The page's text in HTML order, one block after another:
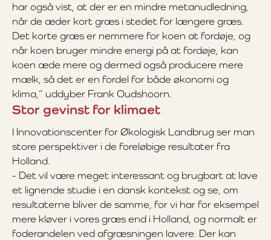
har også vist, at der er en mindre metanudledning,
når de æder kort græs i stedet for længere græs.
Det korte græs er nemmere for koen at fordøje, og
når koen bruger mindre energi på at fordøje, kan
koen æde mere og dermed også producere mere
mælk, så det er en fordel for både økonomi og
klima,” uddyber Frank Oudshoorn.
Stor gevinst for klimaet
I Innovationscenter for Økologisk Landbrug ser man
store perspektiver i de foreløbige resultater fra
Holland.
- Det vil være meget interessant og brugbart at lave
et lignende studie i en dansk kontekst og se, om
resultaterne bliver de samme, for vi har for eksempel
mere kløver i vores græs end i Holland, og normalt er
foderandelen ved afgræsningen lavere. Der kan